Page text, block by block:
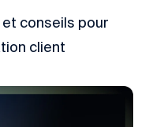
conseils pour
client